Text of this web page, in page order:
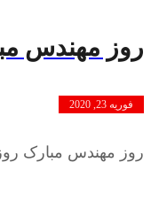
روز مهندس
فوریه 23, 2020
روز مهندس مبارک